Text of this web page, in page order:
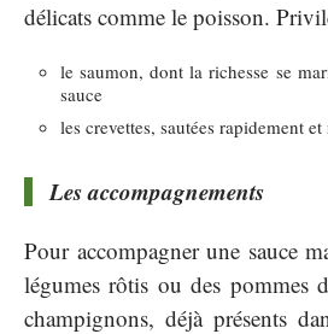
délicats comme le poisson.
le saumon, dont la richesse se
sauce
les crevettes, sautées rapidement
Les accompagnements
Pour accompagner une sauce
légumes rôtis ou des pommes
champignons, déjà présents